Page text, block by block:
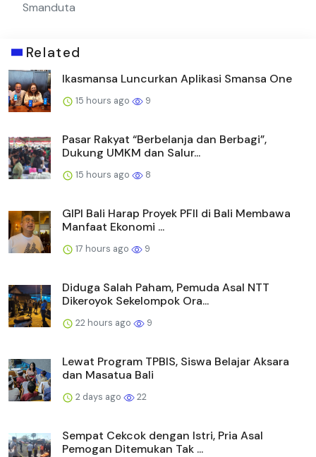
Smanduta
Related
Ikasmansa Luncurkan Aplikasi Smansa One
15 hours ago 9
Pasar Rakyat “Berbelanja dan Berbagi”,
Dukung UMKM dan Salur...
15 hours ago 8
GIPI Bali Harap Proyek PFII di Bali Membawa
Manfaat Ekonomi ...
17 hours ago 9
Diduga Salah Paham, Pemuda Asal NTT
Dikeroyok Sekelompok Ora...
22 hours ago 9
Lewat Program TPBIS, Siswa Belajar Aksara
dan Masatua Bali
2 days ago 22
Sempat Cekcok dengan Istri, Pria Asal
Pemogan Ditemukan Tak ...